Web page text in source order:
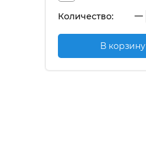
Количество:
В корзину